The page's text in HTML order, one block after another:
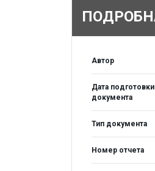
Автор
Дата подготовки
документа
Тип документа
Номер отчета